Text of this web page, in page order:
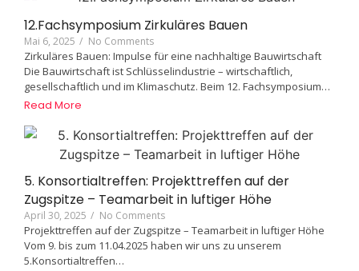
12.Fachsymposium Zirkuläres Bauen
Mai 6, 2025 / No Comments
Zirkuläres Bauen: Impulse für eine nachhaltige Bauwirtschaft
Die Bauwirtschaft ist Schlüsselindustrie – wirtschaftlich,
gesellschaftlich und im Klimaschutz. Beim 12. Fachsymposium…
Read More
5. Konsortialtreffen: Projekttreffen auf der
Zugspitze – Teamarbeit in luftiger Höhe
April 30, 2025 / No Comments
Projekttreffen auf der Zugspitze – Teamarbeit in luftiger Höhe
Vom 9. bis zum 11.04.2025 haben wir uns zu unserem
5.Konsortialtreffen…